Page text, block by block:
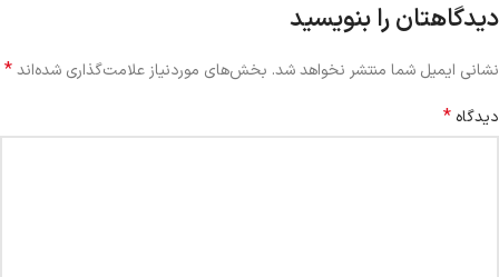
دیدگاهتان را بنویسید
نشانی ایمیل شما منتشر نخواهد شد. بخش‌های موردنیاز علامت‌گذاری شده‌اند*
دیدگاه *